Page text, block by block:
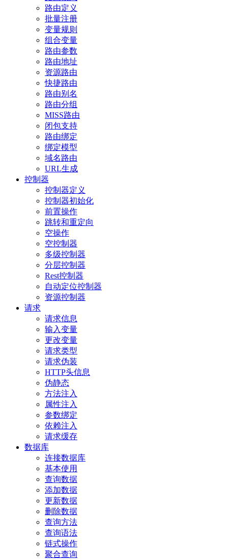
路由定义
批量注册
变量规则
组合变量
路由参数
路由地址
资源路由
快捷路由
路由别名
路由分组
MISS路由
闭包支持
路由绑定
绑定模型
域名路由
URL生成
控制器
控制器定义
控制器初始化
前置操作
跳转和重定向
空操作
空控制器
多级控制器
分层控制器
Rest控制器
自动定位控制器
资源控制器
请求
请求信息
输入变量
更改变量
请求类型
请求伪装
HTTP头信息
伪静态
方法注入
属性注入
参数绑定
依赖注入
请求缓存
数据库
连接数据库
基本使用
查询数据
添加数据
更新数据
删除数据
查询方法
查询语法
链式操作
聚合查询